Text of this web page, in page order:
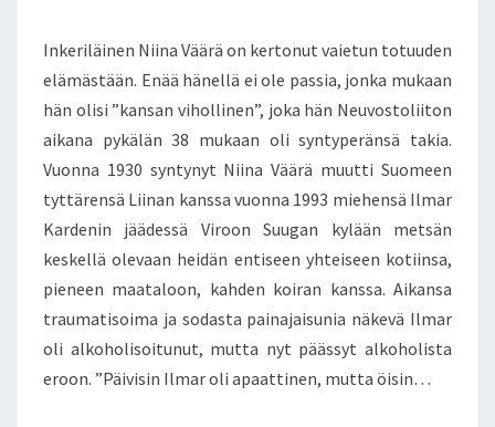
N
A
H
K
V
Y
Ö
S
–
I
N
N
T
S
Inkeriläinen Niina Väärä on kertonut vaietun totuuden
elämästään. Enää hänellä ei ole passia, jonka mukaan
hän olisi ”kansan vihollinen”, joka hän Neuvostoliiton
aikana pykälän 38 mukaan oli syntyperänsä takia.
Vuonna 1930 syntynyt Niina Väärä muutti Suomeen
tyttärensä Liinan kanssa vuonna 1993 miehensä Ilmar
Kardenin jäädessä Viroon Suugan kylään metsän
keskellä olevaan heidän entiseen yhteiseen kotiinsa,
pieneen maataloon, kahden koiran kanssa. Aikansa
traumatisoima ja sodasta painajaisunia näkevä Ilmar
oli alkoholisoitunut, mutta nyt päässyt alkoholista
eroon. ”Päivisin Ilmar oli apaattinen, mutta öisin…